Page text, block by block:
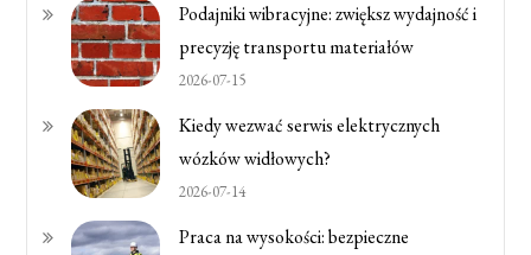
Podajniki wibracyjne: zwiększ wydajność i
precyzję transportu materiałów
2026-07-15
Kiedy wezwać serwis elektrycznych
wózków widłowych?
2026-07-14
Praca na wysokości: bezpieczne